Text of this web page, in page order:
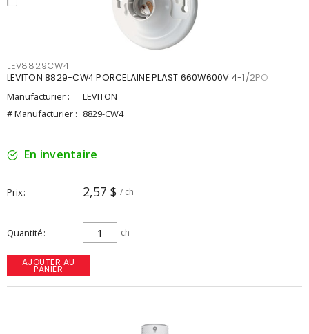
LEV8829CW4
LEVITON 8829-CW4 PORCELAINE PLAST 660W600V 4-1/2PO
Manufacturier :
LEVITON
# Manufacturier : 8829-CW4
En inventaire
Prix 2,57 $ / ch
Quantité ch
AJOUTER AU
PANIER